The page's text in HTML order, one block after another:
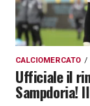
CALCIOMERCATO
Ufficiale il
Sampdoria!